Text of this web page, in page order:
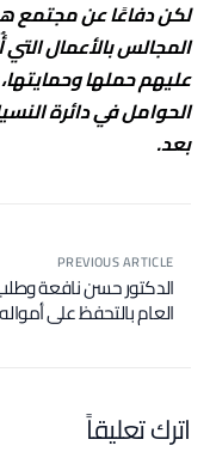
لكن دفاعًا عن مجتمع
المجالس بالأعمال
عليهم حملها
الحوامل في دائرة
بعد.
PREVIOUS ARTICLE
الدكتور حسن نافعة
العام بالتحفظ علي
اترك تعليقاً